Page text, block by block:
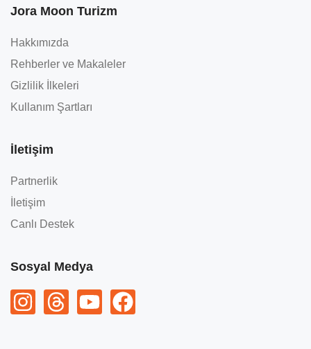
Jora Moon Turizm
Hakkımızda
Rehberler ve Makaleler
Gizlilik İlkeleri
Kullanım Şartları
İletişim
Partnerlik
İletişim
Canlı Destek
Sosyal Medya